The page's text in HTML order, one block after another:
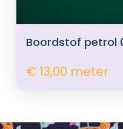
Boordstof petrol
€ 13,00 meter